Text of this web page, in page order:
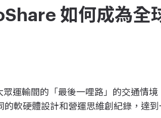
如何成為全
運輸間的「最後一哩路」的交通情
軟硬體設計和營運思維創紀錄，達